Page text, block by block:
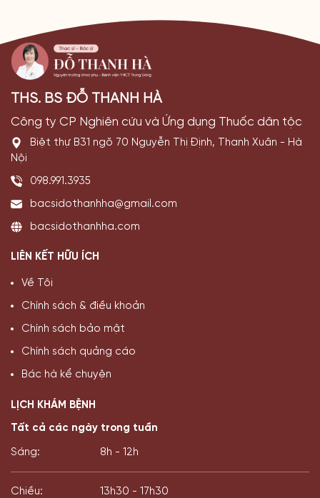
THS. BS ĐỖ THANH HÀ
Công ty CP Nghiên cứu và Ứng dụng Thuốc dân tộc
Biệt thự B31 ngõ 70 Nguyễn Thị Định, Thanh Xuân - Hà
Nội
098.991.3935
bacsidothanhha@gmail.com
bacsidothanhha.com
LIÊN KẾT HỮU ÍCH
Về Tôi
Chính sách & điều khoản
Chính sách bảo mật
Chính sách quảng cáo
Bác hà kể chuyện
LỊCH KHÁM BỆNH
Tất cả các ngày trong tuần
Sáng: 8h - 12h
Chiều: 13h30 - 17h30